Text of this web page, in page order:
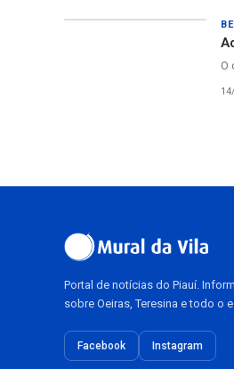
O
Portal de notícias do Piauí.
sobre Oeiras, Teresina e todo o
Facebook Instagram